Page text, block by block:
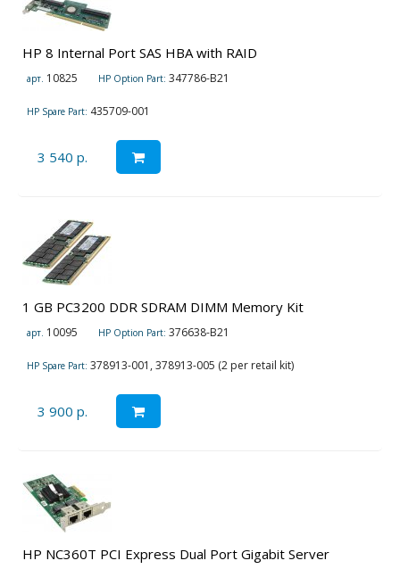
HP 8 Internal Port SAS HBA with RAID
арт. 10825 HP Option Part: 347786-B21
HP Spare Part: 435709-001
3 540 р.
1 GB PC3200 DDR SDRAM DIMM Memory Kit
арт. 10095 HP Option Part: 376638-B21
HP Spare Part: 378913-001, 378913-005 (2 per retail kit)
3 900 р.
HP NC360T PCI Express Dual Port Gigabit Server